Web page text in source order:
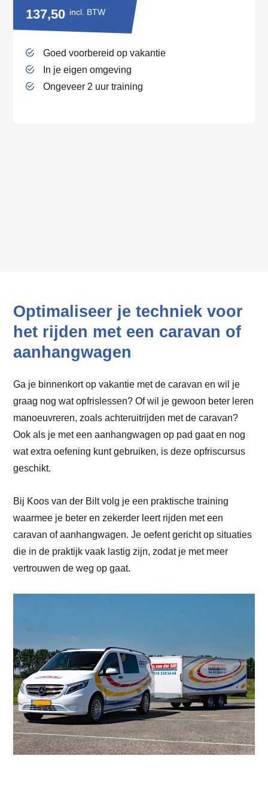
137,50 incl. BTW
Goed voorbereid op vakantie
In je eigen omgeving
Ongeveer 2 uur training
Optimaliseer je techniek voor
het rijden met een caravan of
aanhangwagen
Ga je binnenkort op vakantie met de caravan en wil je
graag nog wat opfrislessen? Of wil je gewoon beter leren
manoeuvreren, zoals achteruitrijden met de caravan?
Ook als je met een aanhangwagen op pad gaat en nog
wat extra oefening kunt gebruiken, is deze opfriscursus
geschikt.
Bij Koos van der Bilt volg je een praktische training
waarmee je beter en zekerder leert rijden met een
caravan of aanhangwagen. Je oefent gericht op situaties
die in de praktijk vaak lastig zijn, zodat je met meer
vertrouwen de weg op gaat.